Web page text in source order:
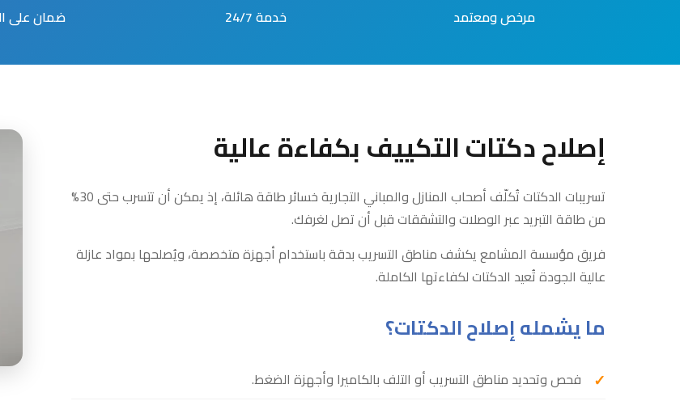
مرخص ومعتمد خدمة 24/7 ضمان على
إصلاح دكتات التكييف بكفاءة عالية
تسريبات الدكتات تُكلّف أصحاب المنازل والمباني التجارية خسائر طاقة هائلة، إذ يمكن أن تتسرب حتى 30%
من طاقة التبريد عبر الوصلات والتشققات قبل أن تصل لغرفك.
فريق مؤسسة المشامع يكشف مناطق التسريب بدقة باستخدام أجهزة متخصصة، ويُصلحها بمواد عازلة
عالية الجودة تُعيد الدكتات لكفاءتها الكاملة.
ما يشمله إصلاح الدكتات؟
فحص وتحديد مناطق التسريب أو التلف بالكاميرا وأجهزة الضغط.